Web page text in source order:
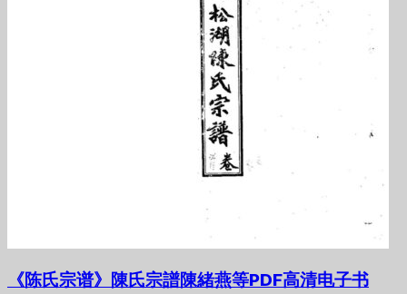
《陈氏宗谱》陳氏宗譜陳緒燕等PDF高清电子书